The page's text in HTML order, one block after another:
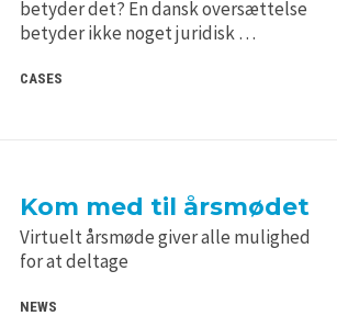
betyder det? En dansk oversættelse
betyder ikke noget juridisk …
CASES
Kom med til årsmødet
Virtuelt årsmøde giver alle mulighed
for at deltage
NEWS